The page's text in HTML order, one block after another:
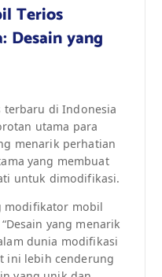
Terios
Desain yang
di Indonesia
utama para
menarik perhatian
yang membuat
untuk dimodifikasi.
modifikator mobil
yang menarik
dunia modifikasi
ini lebih cenderung